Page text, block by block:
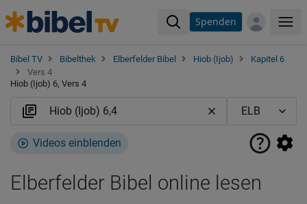
Spenden
Bibel TV Bibelthek Elberfelder Bibel Hiob (Ijob)
Kapitel 6
Vers 4
Hiob (Ijob) 6, Vers 4
Videos einblenden
Elberfelder Bibel online lesen